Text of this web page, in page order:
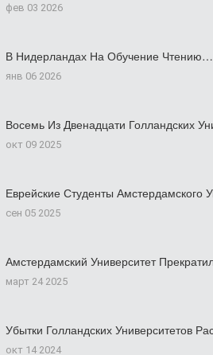
фев 03 2026
В Нидерландах На Обучение Чтению…
янв 06 2026
Восемь Из Двенадцати Голландских
окт 09 2025
Еврейские Студенты Амстердамского
сен 05 2025
Амстердамский Университет
март 24 2025
Убытки Голландских Университетов
окт 14 2024